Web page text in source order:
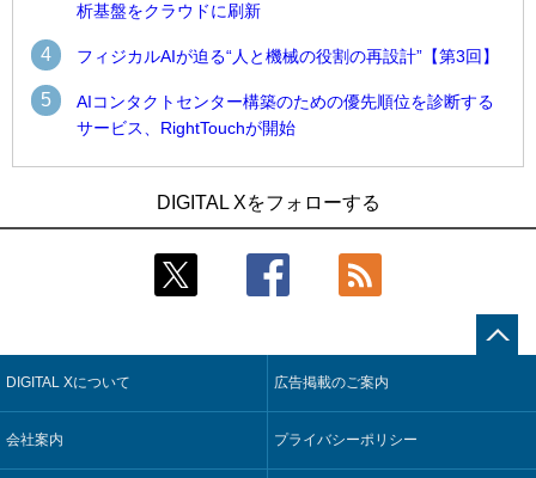
析基盤をクラウドに刷新
4 フィジカルAIが迫る“人と機械の役割の再設計”【第3回】
5
AIコンタクトセンター構築のための優先順位を診断する
サービス、RightTouchが開始
技術を使う抽出方法の研究開始
Umios、消費者起点の販売計画策定に向けたAIシステムを本格
【COMPUTEX 2026：Arm編】チップ自社製造で鍵を握る台
5 フィジカルAIが迫る“人と機械の役割の再設計”【第3回】
合基盤を本格稼働
鹿島建設、鋼管柱へのコンクリート充填時の異常を検出する
AIを遠隔監視システムに実装
そもそも今の仕事はAIエージェントを求めているのか【第25
5 製造業の現場の暗黙知を組織横断で活用するためのナレッジ
DIGITAL Xをフォローする
DIGITAL Xについて 広告掲載のご案内
会社案内 プライバシーポリシー